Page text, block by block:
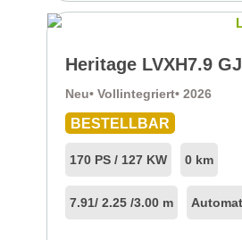
Heritage LVXH7.9
Neu• Vollintegriert• 2026
BESTELLBAR
170 PS / 127 KW 0 km
7.91/ 2.25 /3.00 m